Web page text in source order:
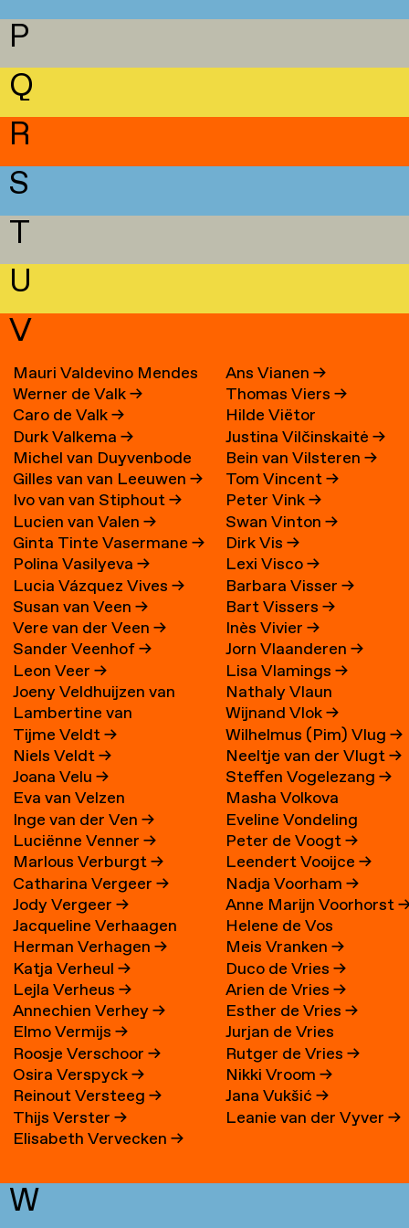
P
Q
R
S
T
U
V
Mauri Valdevino Mendes
→
Werner de Valk→
Caro de Valk→
Durk Valkema→
Michel van Duyvenbode
Gilles van van Leeuwen→
Ivo van van Stiphout→
Lucien van Valen→
Ginta Tinte Vasermane→
Polina Vasilyeva→
Lucia Vázquez Vives→
Susan van Veen→
Vere van der Veen→
Sander Veenhof→
Leon Veer→
Joeny Veldhuijzen van
Zanten→
Lambertine van
Veldhuizen→
Tijme Veldt→
Niels Veldt→
Joana Velu→
Eva van Velzen
Inge van der Ven→
Luciënne Venner→
Marlous Verburgt→
Catharina Vergeer→
Jody Vergeer→
Jacqueline Verhaagen
Herman Verhagen→
Katja Verheul→
Lejla Verheus→
Annechien Verhey→
Elmo Vermijs→
Roosje Verschoor→
Osira Verspyck→
Reinout Versteeg→
Thijs Verster→
Elisabeth Vervecken→
Ans Vianen→
Thomas Viers→
Hilde Viëtor
Justina Vilčinskaitė→
Bein van Vilsteren→
Tom Vincent→
Peter Vink→
Swan Vinton→
Dirk Vis→
Lexi Visco→
Barbara Visser→
Bart Vissers→
Inès Vivier→
Jorn Vlaanderen→
Lisa Vlamings→
Nathaly Vlaun
Wijnand Vlok→
Wilhelmus (Pim) Vlug→
Neeltje van der Vlugt→
Steffen Vogelezang→
Masha Volkova
Eveline Vondeling
Peter de Voogt→
Leendert Vooijce→
Nadja Voorham→
Anne Marijn Voorhorst
Helene de Vos
Meis Vranken→
Duco de Vries→
Arien de Vries→
Esther de Vries→
Jurjan de Vries
Rutger de Vries→
Nikki Vroom→
Jana Vukšić→
Leanie van der Vyver→
W